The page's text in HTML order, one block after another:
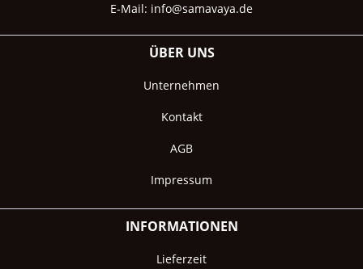
E-Mail: info@samavaya.de
ÜBER UNS
Unternehmen
Kontakt
AGB
Impressum
INFORMATIONEN
Lieferzeit